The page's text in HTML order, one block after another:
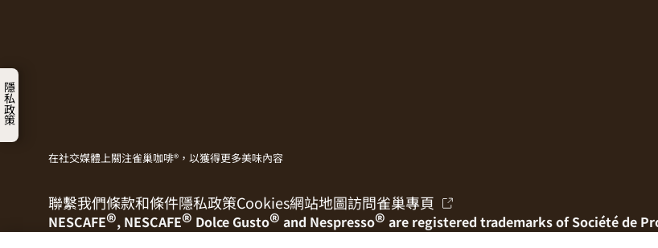
隱私政策
在社交媒體上關注雀巢咖啡®，以獲得更多美味內容
聯繫我們條款和條件隱私政策Cookies網站地圖訪問雀巢專頁
NESCAFE®, NESCAFE® Dolce Gusto® and Nespresso® are registered trademarks of Société de